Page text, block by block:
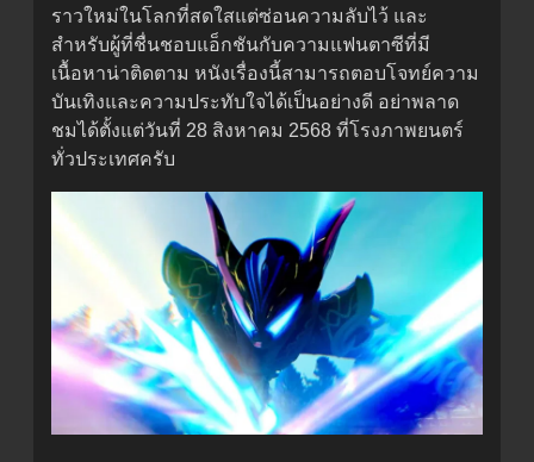
ราวใหม่ในโลกที่สดใสแต่ซ่อนความลับไว้ และ
สำหรับผู้ที่ชื่นชอบแอ็กชันกับความแฟนตาซีที่มี
เนื้อหาน่าติดตาม หนังเรื่องนี้สามารถตอบโจทย์ความ
บันเทิงและความประทับใจได้เป็นอย่างดี อย่าพลาด
ชมได้ตั้งแต่วันที่ 28 สิงหาคม 2568 ที่โรงภาพยนตร์
ทั่วประเทศครับ